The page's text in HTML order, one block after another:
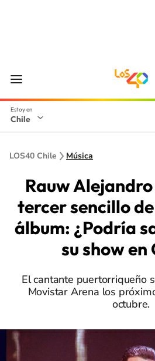
Chile
LOS40 Chile Música
Rauw
tercer sencillo
álbum: ¿Podría
su show en
El cantante puertorriqueño
Movistar Arena los
octubre.